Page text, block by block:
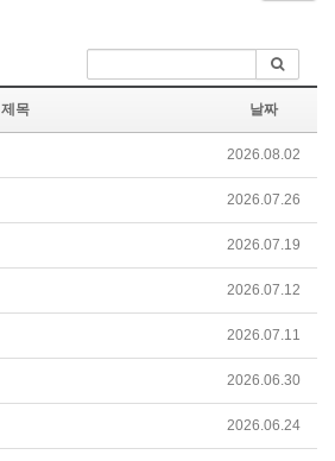
제목 날짜
2026.08.02
2026.07.26
2026.07.19
2026.07.12
2026.07.11
2026.06.30
2026.06.24